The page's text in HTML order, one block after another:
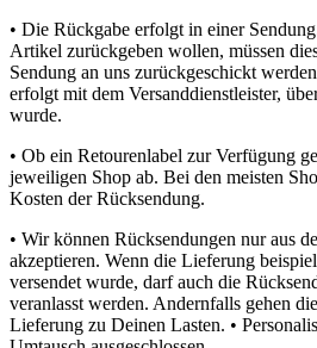
• Die Rückgabe erfolgt in einer
Artikel zurückgeben wollen, müssen
Sendung an uns zurückgeschickt
erfolgt mit dem Versanddienstleister,
wurde.
• Ob ein Retourenlabel zur Verfügung
jeweiligen Shop ab. Bei den meisten
Kosten der Rücksendung.
• Wir können Rücksendungen nur aus
akzeptieren. Wenn die Lieferung
versendet wurde, darf auch die
veranlasst werden. Andernfalls gehen
Lieferung zu Deinen Lasten. •